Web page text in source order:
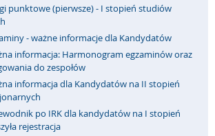
punktowe (pierwsze) - I stopień studiów
- ważne informacje dla Kandydatów
informacja: Harmonogram egzaminów oraz
do zespołów
informacja dla Kandydatów na II stopień
po IRK dla kandydatów na I stopień
rejestracja